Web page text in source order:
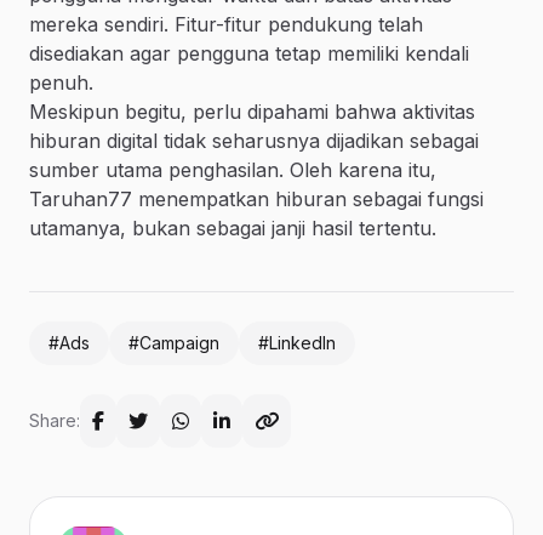
mereka sendiri. Fitur-fitur pendukung telah
disediakan agar pengguna tetap memiliki kendali
penuh.
Meskipun begitu, perlu dipahami bahwa aktivitas
hiburan digital tidak seharusnya dijadikan sebagai
sumber utama penghasilan. Oleh karena itu,
Taruhan77 menempatkan hiburan sebagai fungsi
utamanya, bukan sebagai janji hasil tertentu.
#Ads #Campaign #LinkedIn
Share: